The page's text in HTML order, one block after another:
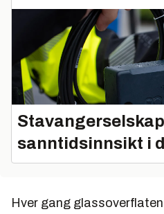
sanntidsinnsikt i
Hver gang